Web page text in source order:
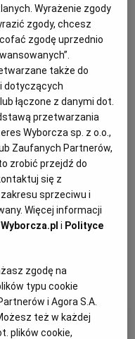
A może to Państwo
komunikaty.pl mamy
z Poznaniu. Baza
nowe
współpracy
Wyrażenie zgody
zgody, chcesz
zgodę uprzednio
także do
dotyczących
łączone z danymi dot.
przetwarzania
Wyborcza sp. z o.o.,
Zaufanych Partnerów,
zrobić przejdź do
się z
sprzeciwu i
Więcej informacji
i Polityce
zgodę na
typu cookie
i Agora S.A.
też w każdej
plików cookie,